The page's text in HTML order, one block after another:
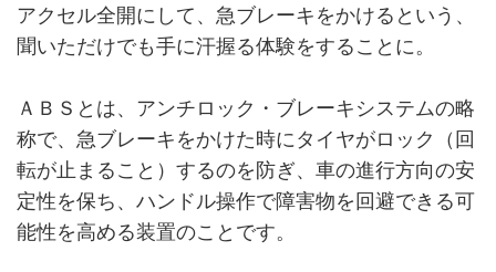
アクセル全開にして、急ブレーキをかけるという、
聞いただけでも手に汗握る体験をすることに。
ＡＢＳとは、アンチロック・ブレーキシステムの略
称で、急ブレーキをかけた時にタイヤがロック（回
転が止まること）するのを防ぎ、車の進行方向の安
定性を保ち、ハンドル操作で障害物を回避できる可
能性を高める装置のことです。